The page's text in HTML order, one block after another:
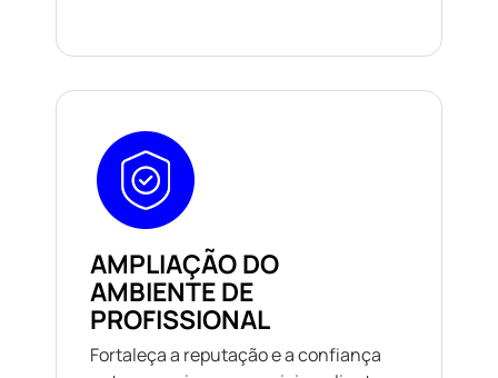
AMPLIAÇÃO DO
AMBIENTE DE
PROFISSIONAL
Fortaleça a reputação e a confiança